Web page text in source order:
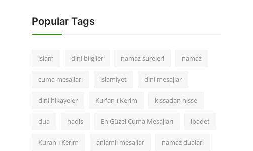
Popular Tags
islam dini bilgiler namaz sureleri namaz
cuma mesajları islamiyet dini mesajlar
dini hikayeler Kur'an-ı Kerim kıssadan hisse
dua hadis En Güzel Cuma Mesajları ibadet
Kuran-ı Kerim anlamlı mesajlar namaz duaları